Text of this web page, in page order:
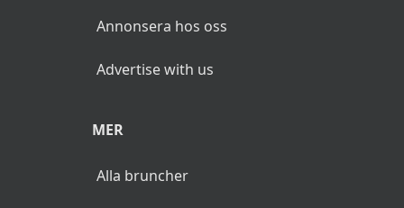
Annonsera hos oss
Advertise with us
MER
Alla bruncher